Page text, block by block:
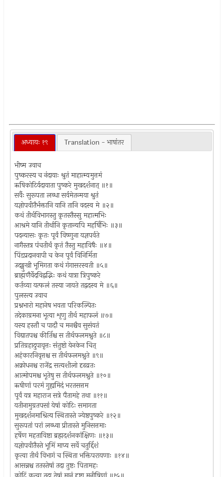
अध्यायः १९ Translation - भाषांतर
भीष्म उवाच
पुष्करस्य च नंदायाः श्रुतं माहात्म्यमुत्तमं
ऋषिकोटिर्यदायाता पुष्करे मुखदर्शनात् ॥१॥
सर्वैः सुरूपता लब्धा सर्वमेतन्मया श्रुतं
यज्ञोपवीतैर्भक्तानि यानि तानि वदस्व मे ॥२॥
कथं तीर्थविभागस्तु कृतस्तैस्सु महात्मभिः
आश्रमे यानि तीर्थानि कृतान्यपि महर्षिभिः ॥३॥
पदन्यासः कृतः पूर्वं विष्णुना यज्ञपर्वते
नागैस्तत्र पंचतीर्थं कृतं तैस्तु महाविषैः ॥४॥
पिंडप्रदानवापी च केन पूर्वं विनिर्मिता
उदङ्मुखी भूमिगता कथं गंगासरस्वती ॥५॥
ब्राह्मणैर्वेदविद्वद्भिः कथं यात्रा त्रिपुष्करे
कर्तव्या यत्फलं तस्या जायते तद्वदस्व मे ॥६॥
पुलस्त्य उवाच
प्रश्नभारो महानेष भवता परिकल्पितः
तदेकाग्रमना भूत्वा शृणु तीर्थ महाफलं ॥७॥
यस्य हस्तौ च पादौ च मनश्चैव सुसंयतं
विद्यातपश्च कीर्तिश्च स तीर्थफलमश्नुते ॥८॥
प्रतिग्रहादुपावृत्तः संतुष्टो येनकेन चित्
अहंकारनिवृत्तश्च स तीर्थफलमश्नुते ॥९॥
अक्रोधनश्च राजेंद्र सत्यशीलो दृढव्रतः
आत्मोपमश्च भूतेषु स तीर्थफलमश्नुते ॥१०॥
ऋषीणां परमं गुह्यमिदं भरतसत्तम
पूर्वं यत्र महाराज सत्रे पैतामहे तथा ॥११॥
यतीनामुग्रतपसां येषां कोटिः समागता
मुखदर्शनमाश्रित्य स्थितास्ते ज्येष्ठपुष्करे ॥१२॥
सुरूपतां परां लब्ध्वा प्रीतास्ते मुनिसत्तमाः
हर्षेण महताविष्टा ब्रह्मदर्शनकांक्षिणः ॥१३॥
यज्ञोपवीतैस्ते भूमिं माप्य सर्वे चतुर्द्दिशं
कृत्वा तीर्थं विभागं च स्थिता भक्तिपरायणाः ॥१४॥
आसन्नश्च ततस्तेषां तदा तुष्टः पितामहः